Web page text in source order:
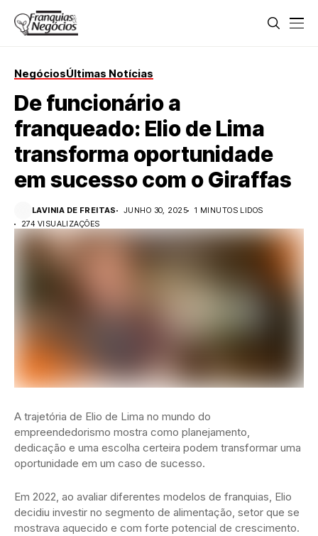
NegóciosÚltimas Notícias
De funcionário a
franqueado: Elio de Lima
transforma oportunidade
em sucesso com o Giraffas
LAVINIA DE FREITAS JUNHO 30, 2025
1 MINUTOS LIDOS
274 VISUALIZAÇÕES
A trajetória de Elio de Lima no mundo do
empreendedorismo mostra como planejamento,
dedicação e uma escolha certeira podem transformar uma
oportunidade em um caso de sucesso.
Em 2022, ao avaliar diferentes modelos de franquias, Elio
decidiu investir no segmento de alimentação, setor que se
mostrava aquecido e com forte potencial de crescimento.